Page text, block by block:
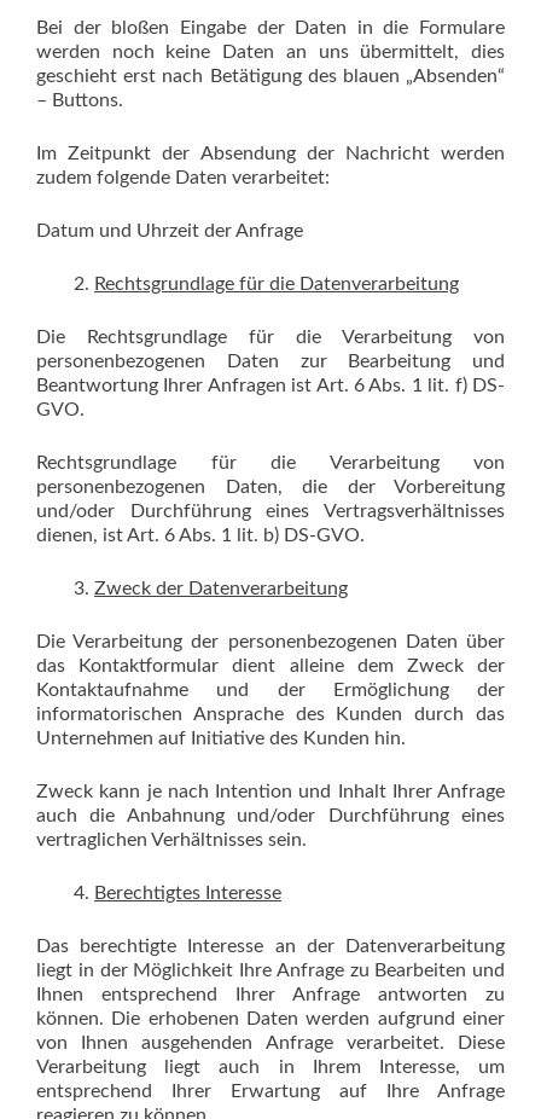
Bei der bloßen Eingabe der Daten in die Formulare
werden noch keine Daten an uns übermittelt, dies
geschieht erst nach Betätigung des blauen „Absenden“
– Buttons.
Im Zeitpunkt der Absendung der Nachricht werden
zudem folgende Daten verarbeitet:
Datum und Uhrzeit der Anfrage
Rechtsgrundlage für die Datenverarbeitung
Die Rechtsgrundlage für die Verarbeitung von
personenbezogenen Daten zur Bearbeitung und
Beantwortung Ihrer Anfragen ist Art. 6 Abs. 1 lit. f) DS-
GVO.
Rechtsgrundlage für die Verarbeitung von
personenbezogenen Daten, die der Vorbereitung
und/oder Durchführung eines Vertragsverhältnisses
dienen, ist Art. 6 Abs. 1 lit. b) DS-GVO.
Zweck der Datenverarbeitung
Die Verarbeitung der personenbezogenen Daten über
das Kontaktformular dient alleine dem Zweck der
Kontaktaufnahme und der Ermöglichung der
informatorischen Ansprache des Kunden durch das
Unternehmen auf Initiative des Kunden hin.
Zweck kann je nach Intention und Inhalt Ihrer Anfrage
auch die Anbahnung und/oder Durchführung eines
vertraglichen Verhältnisses sein.
Berechtigtes Interesse
Das berechtigte Interesse an der Datenverarbeitung
liegt in der Möglichkeit Ihre Anfrage zu Bearbeiten und
Ihnen entsprechend Ihrer Anfrage antworten zu
können. Die erhobenen Daten werden aufgrund einer
von Ihnen ausgehenden Anfrage verarbeitet. Diese
Verarbeitung liegt auch in Ihrem Interesse, um
entsprechend Ihrer Erwartung auf Ihre Anfrage